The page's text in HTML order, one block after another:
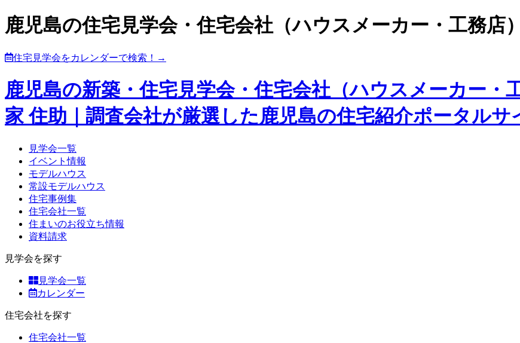
鹿児島の住宅見学会・住宅会社（ハウスメーカー・工務店
住宅見学会をカレンダーで検索！→
鹿児島の新築・住宅見学会・住宅会社（ハウスメーカー・
家 住助｜調査会社が厳選した鹿児島の住宅紹介ポータルサ
見学会一覧
イベント情報
モデルハウス
常設モデルハウス
住宅事例集
住宅会社一覧
住まいのお役立ち情報
資料請求
見学会を探す
見学会一覧
カレンダー
住宅会社を探す
住宅会社一覧